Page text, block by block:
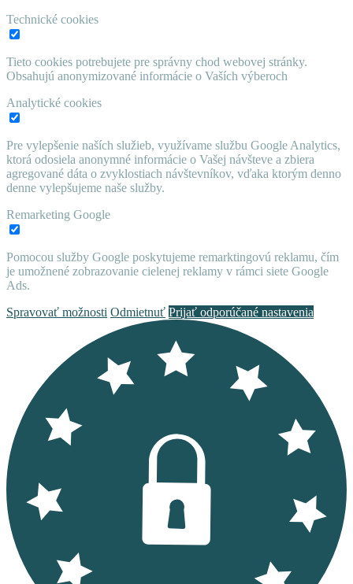
Technické cookies
Tieto cookies potrebujete pre správny chod webovej stránky.
Obsahujú anonymizované informácie o Vaších výberoch
Analytické cookies
Pre vylepšenie naších služieb, využívame službu Google Analytics,
ktorá odosiela anonymné informácie o Vašej návšteve a zbiera
agregované dáta o zvyklostiach návštevníkov, vďaka ktorým denno
denne vylepšujeme naše služby.
Remarketing Google
Pomocou služby Google poskytujeme remarktingovú reklamu, čím
je umožnené zobrazovanie cielenej reklamy v rámci siete Google
Ads.
Spravovať možnosti Odmietnuť Prijať odporúčané nastavenia